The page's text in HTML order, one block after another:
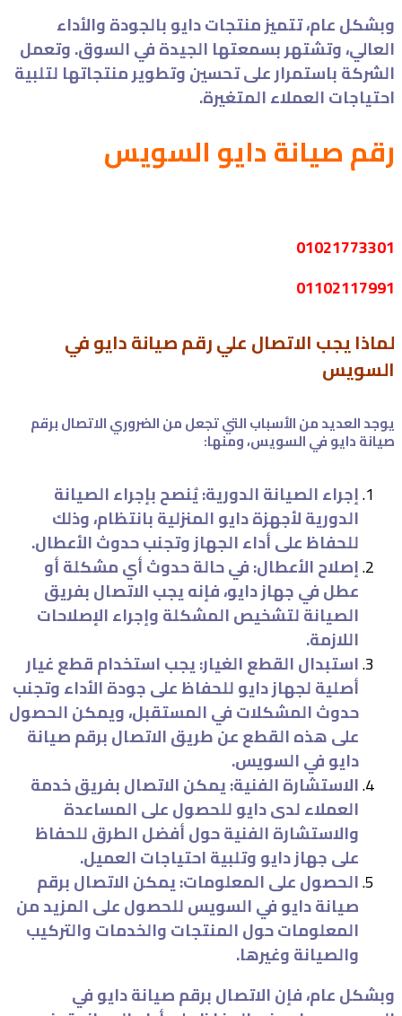
وبشكل عام، تتميز منتجات دايو بالجودة والأداء
العالي، وتشتهر بسمعتها الجيدة في السوق. وتعمل
الشركة باستمرار على تحسين وتطوير منتجاتها لتلبية
احتياجات العملاء المتغيرة.
رقم صيانة دايو السويس
01021773301
01102117991
لماذا يجب الاتصال علي رقم صيانة دايو في
السويس
يوجد العديد من الأسباب التي تجعل من الضروري الاتصال برقم
صيانة دايو في السويس، ومنها:
إجراء الصيانة الدورية: يُنصح بإجراء الصيانة
الدورية لأجهزة دايو المنزلية بانتظام، وذلك
للحفاظ على أداء الجهاز وتجنب حدوث الأعطال.
إصلاح الأعطال: في حالة حدوث أي مشكلة أو
عطل في جهاز دايو، فإنه يجب الاتصال بفريق
الصيانة لتشخيص المشكلة وإجراء الإصلاحات
اللازمة.
استبدال القطع الغيار: يجب استخدام قطع غيار
أصلية لجهاز دايو للحفاظ على جودة الأداء وتجنب
حدوث المشكلات في المستقبل، ويمكن الحصول
على هذه القطع عن طريق الاتصال برقم صيانة
دايو في السويس.
الاستشارة الفنية: يمكن الاتصال بفريق خدمة
العملاء لدى دايو للحصول على المساعدة
والاستشارة الفنية حول أفضل الطرق للحفاظ
على جهاز دايو وتلبية احتياجات العميل.
الحصول على المعلومات: يمكن الاتصال برقم
صيانة دايو في السويس للحصول على المزيد من
المعلومات حول المنتجات والخدمات والتركيب
والصيانة وغيرها.
وبشكل عام، فإن الاتصال برقم صيانة دايو في